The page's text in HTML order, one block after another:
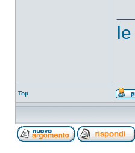
Top